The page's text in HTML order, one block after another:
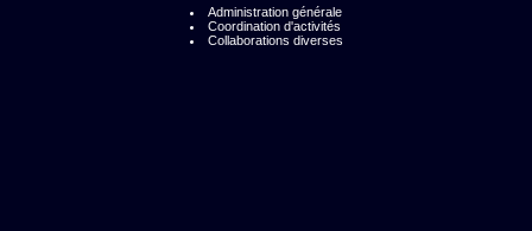
Administration générale
Coordination d'activités
Collaborations diverses